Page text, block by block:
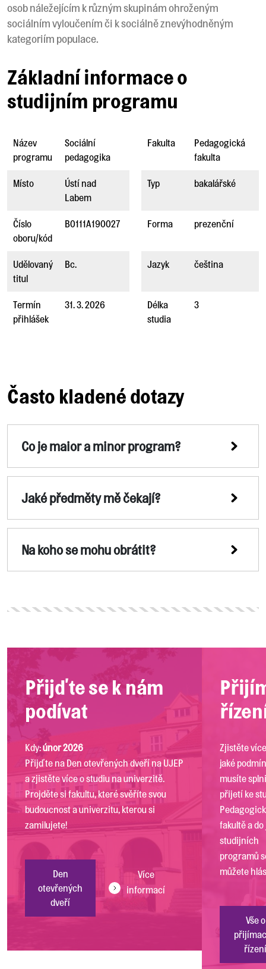
osob náležejícím k různým skupinám ohroženým
sociálním vyloučením či k sociálně znevýhodněným
kategoriím populace.
Základní informace o
studijním programu
Název
programu
Sociální
pedagogika
Fakulta
Pedagogická
fakulta
Místo
Ústí nad
Labem
Typ bakalářské
Číslo
oboru/kód
B0111A190027 Forma prezenční
Udělovaný
titul
Bc. Jazyk čeština
Termín
přihlášek
31. 3. 2026
Délka
studia
3
Často kladené dotazy
Co je maior a minor program?
Jaké předměty mě čekají?
Na koho se mohu obrátit?
Přijďte se k nám
podívat
Kdy:únor 2026
Přijďte na Den otevřených dveří na UJEP
a zjistěte více o studiu na univerzitě.
Projděte si fakultu, které svěříte svou
budoucnost a univerzitu, kterou si
zamilujete!
Den
otevřených
dveří
Více
informací
Zjistěte
jaké
musíte
přijetí ke
fakultě a
studijních
programů
můžete
Vše o